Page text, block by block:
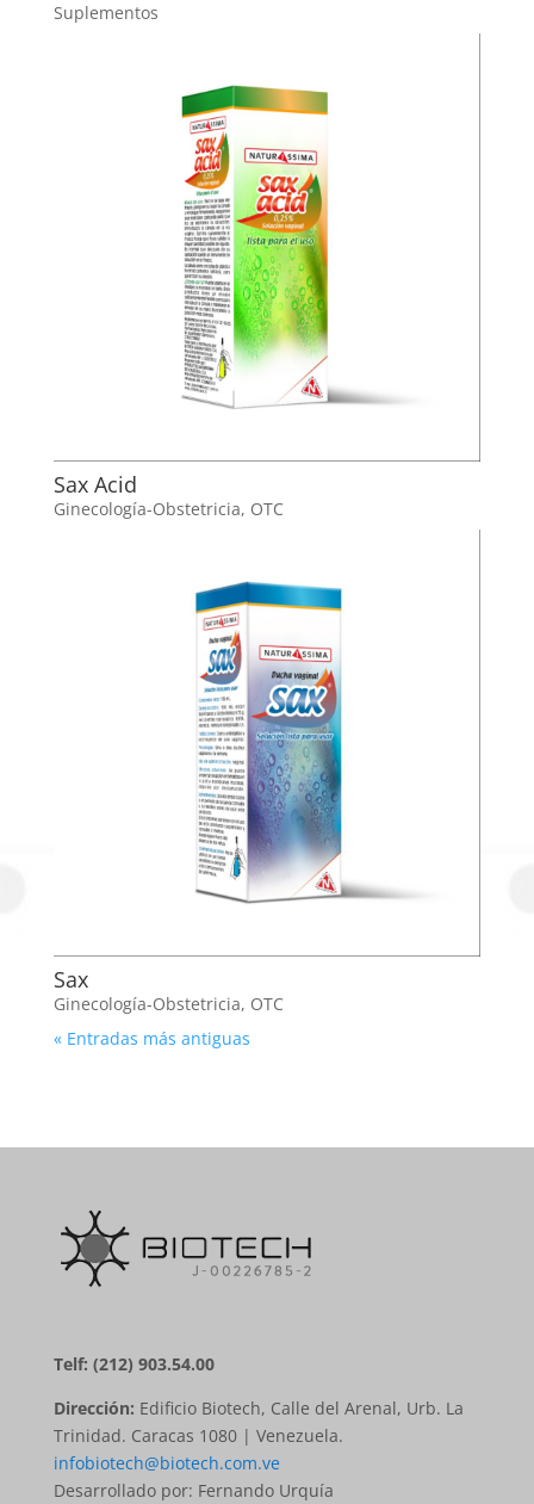
Suplementos
Sax Acid
Ginecología-Obstetricia, OTC
Sax
Ginecología-Obstetricia, OTC
« Entradas más antiguas
Telf: (212) 903.54.00
Dirección: Edificio Biotech, Calle del Arenal, Urb. La
Trinidad. Caracas 1080 | Venezuela.
infobiotech@biotech.com.ve
Desarrollado por: Fernando Urquía